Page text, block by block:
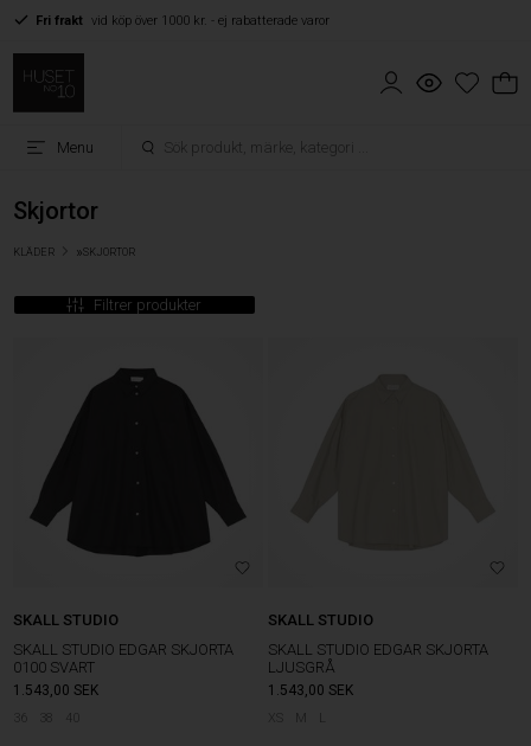
Fri frakt vid köp över 1000 kr. - ej rabatterade varor
Menu
Skjortor
KLÄDER »SKJORTOR
Filtrer produkter
SKALL STUDIO
SKALL STUDIO EDGAR SKJORTA
0100 SVART
1.543,00 SEK
36 38 40
SKALL STUDIO
SKALL STUDIO EDGAR SKJORTA
LJUSGRÅ
1.543,00 SEK
M L